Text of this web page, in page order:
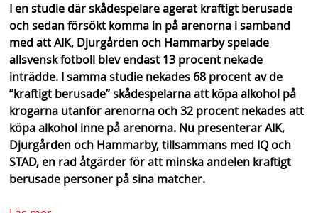
I en studie där skådespelare agerat kraftigt berusade
och sedan försökt komma in på arenorna i samband
med att AIK, Djurgården och Hammarby spelade
allsvensk fotboll blev endast 13 procent nekade
inträdde. I samma studie nekades 68 procent av de
”kraftigt berusade” skådespelarna att köpa alkohol på
krogarna utanför arenorna och 32 procent nekades att
köpa alkohol inne på arenorna. Nu presenterar AIK,
Djurgården och Hammarby, tillsammans med IQ och
STAD, en rad åtgärder för att minska andelen kraftigt
berusade personer på sina matcher.